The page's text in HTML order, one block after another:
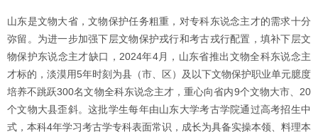
山东是文物大省，文物保护任务粗重，对专科东说念主才的需求十分
弥留。为进一步加强下层文物保护戎行和考古戎行配置，填补下层文
物保护东说念主才缺口，2024年4月，山东省推出文物全科东说念主
才标的，淡漠用5年时刻为县（市、区）及以下文物保护职业单元臆度
培养不跳跃300名文物全科东说念主才，重心向省内9个文物大市、20
个文物大县歪斜。这批学生每年由山东大学考古学院通过高考招生中
式，本科4年学习考古学专科表面常识，成长为具备实操本领、料理本